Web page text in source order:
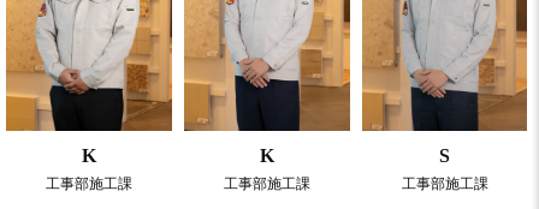
K
工事部施工課
K
工事部施工課
S
工事部施工課